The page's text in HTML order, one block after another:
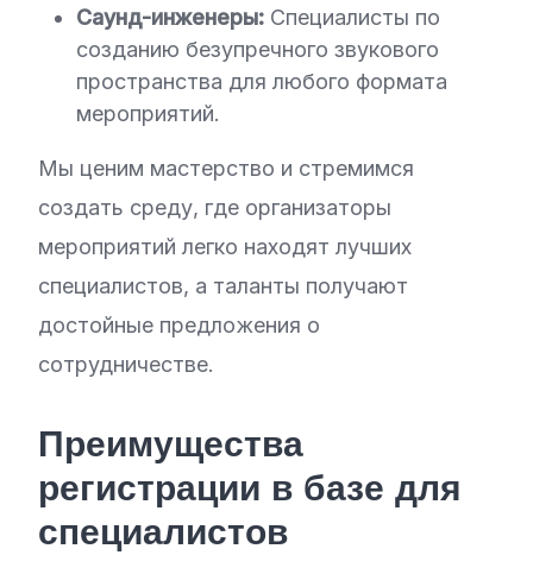
Саунд-инженеры: Специалисты по
созданию безупречного звукового
пространства для любого формата
мероприятий.
Мы ценим мастерство и стремимся
создать среду, где организаторы
мероприятий легко находят лучших
специалистов, а таланты получают
достойные предложения о
сотрудничестве.
Преимущества
регистрации в базе для
специалистов